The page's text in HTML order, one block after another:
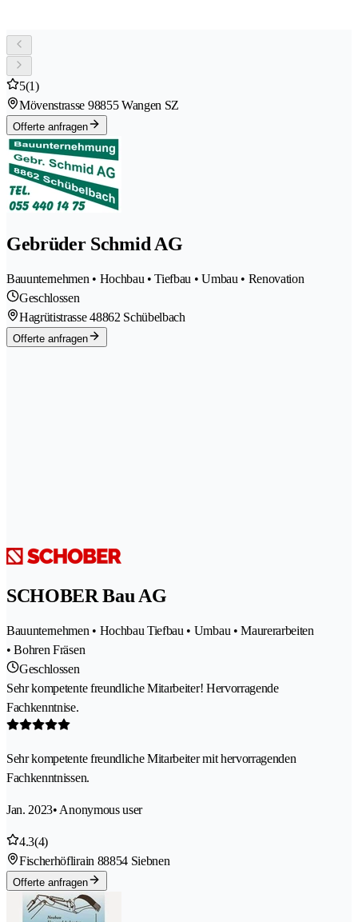
5(1)
Mövenstrasse 98855 Wangen SZ
Offerte anfragen
Gebrüder Schmid AG
Bauunternehmen • Hochbau • Tiefbau • Umbau • Renovation
Geschlossen
Hagrütistrasse 48862 Schübelbach
Offerte anfragen
SCHOBER Bau AG
Bauunternehmen • Hochbau Tiefbau • Umbau • Maurerarbeiten
• Bohren Fräsen
Geschlossen
Sehr kompetente freundliche Mitarbeiter! Hervorragende
Fachkenntnise.
Sehr kompetente freundliche Mitarbeiter mit hervorragenden
Fachkenntnissen.
Jan. 2023• Anonymous user
4.3(4)
Fischerhöflirain 88854 Siebnen
Offerte anfragen